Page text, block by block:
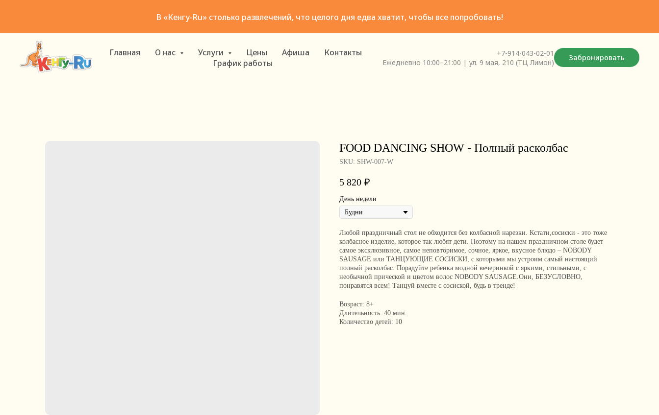
В «Кенгу-Ru» столько развлечений, что целого дня едва хватит, чтобы все попробовать!
Главная О нас Услуги Цены Афиша
Контакты
График работы
+7-914-043-02-01
Ежедневно 10:00–21:00 | ул. 9 мая, 210 (ТЦ Лимон)
Забронировать
FOOD DANCING SHOW - Полный расколбас
SKU: SHW-007-W
5 820 ₽
День недели
Любой праздничный стол не обходится без колбасной нарезки. Кстати,сосиски - это тоже
колбасное изделие, которое так любят дети. Поэтому на нашем праздничном столе будет
самое эксклюзивное, самое неповторимое, сочное, яркое, вкусное блюдо – NOBODY
SAUSAGE или ТАНЦУЮЩИЕ СОСИСКИ, с которыми мы устроим самый настоящий
полный расколбас. Порадуйте ребенка модной вечеринкой с яркими, стильными, с
необычной прической и цветом волос NOBODY SAUSAGE.Они, БЕЗУСЛОВНО,
понравятся всем! Танцуй вместе с сосиской, будь в тренде!
Возраст: 8+
Длительность: 40 мин.
Количество детей: 10